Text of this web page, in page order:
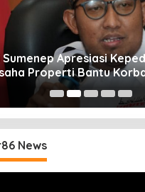
Apresiasi
Properti Bantu
News